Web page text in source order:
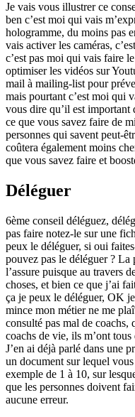
Je vais vous illustrer ce
ben c’est moi qui vais
hologramme, du moins pas
vais activer les caméras,
c’est pas moi qui vais faire
optimiser les vidéos sur
mail à mailing-list pour
mais pourtant c’est moi qui
vous dire qu’il est important
ce que vous savez faire de
personnes qui savent peut-
coûtera également moins
que vous savez faire et
Déléguer
6ème conseil déléguez,
pas faire notez-le sur une
peux le déléguer, si oui
pouvez pas le déléguer ?
l’assure puisque au travers
choses, et bien ce que j’ai
ça je peux le déléguer, OK
mince mon métier ne me
consulté pas mal de coachs,
coachs de vie, ils m’ont
J’en ai déjà parlé dans une
un document sur lequel
exemple de 1 à 10, sur
que les personnes doivent
aucune erreur.